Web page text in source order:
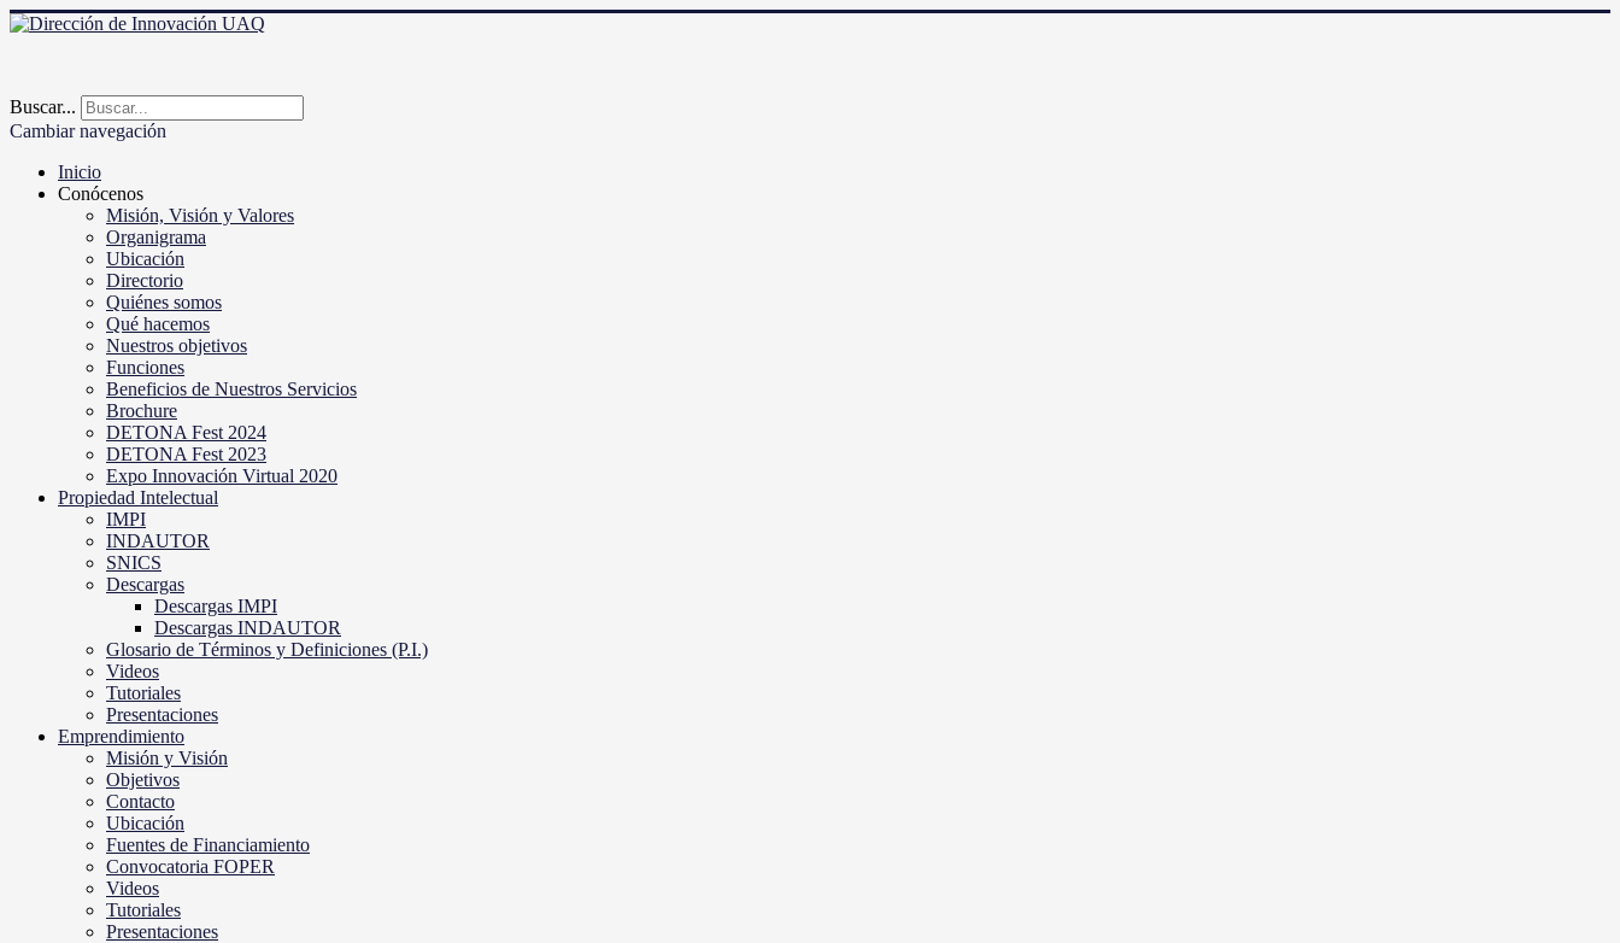
Buscar...
Cambiar navegación
Inicio
Conócenos
Misión, Visión y Valores
Organigrama
Ubicación
Directorio
Quiénes somos
Qué hacemos
Nuestros objetivos
Funciones
Beneficios de Nuestros Servicios
Brochure
DETONA Fest 2024
DETONA Fest 2023
Expo Innovación Virtual 2020
Propiedad Intelectual
IMPI
INDAUTOR
SNICS
Descargas
Descargas IMPI
Descargas INDAUTOR
Glosario de Términos y Definiciones (P.I.)
Videos
Tutoriales
Presentaciones
Emprendimiento
Misión y Visión
Objetivos
Contacto
Ubicación
Fuentes de Financiamiento
Convocatoria FOPER
Videos
Tutoriales
Presentaciones